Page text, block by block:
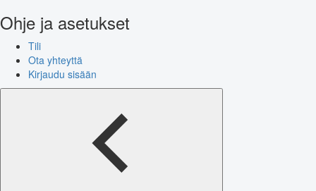
Ohje ja asetukset
Tili
Ota yhteyttä
Kirjaudu sisään